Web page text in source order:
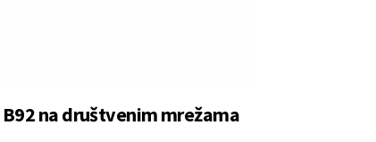
B92 na društvenim mrežama